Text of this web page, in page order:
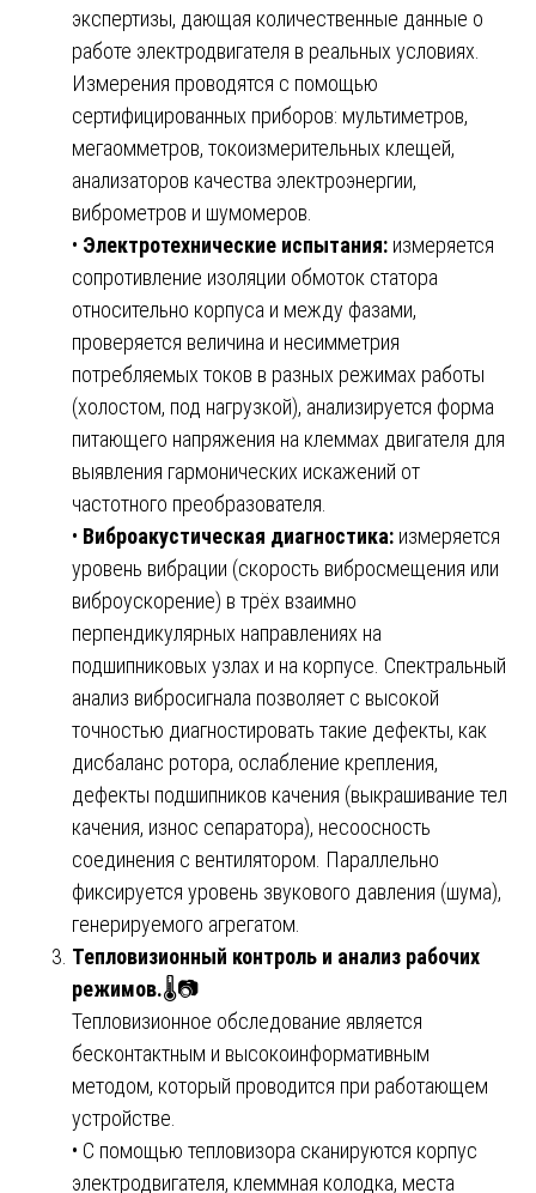
экспертизы, дающая количественные данные о
работе электродвигателя в реальных условиях.
Измерения проводятся с помощью
сертифицированных приборов: мультиметров,
мегаомметров, токоизмерительных клещей,
анализаторов качества электроэнергии,
виброметров и шумомеров.
• Электротехнические испытания: измеряется
сопротивление изоляции обмоток статора
относительно корпуса и между фазами,
проверяется величина и несимметрия
потребляемых токов в разных режимах работы
(холостом, под нагрузкой), анализируется форма
питающего напряжения на клеммах двигателя для
выявления гармонических искажений от
частотного преобразователя.
• Виброакустическая диагностика: измеряется
уровень вибрации (скорость вибросмещения или
виброускорение) в трёх взаимно
перпендикулярных направлениях на
подшипниковых узлах и на корпусе. Спектральный
анализ вибросигнала позволяет с высокой
точностью диагностировать такие дефекты, как
дисбаланс ротора, ослабление крепления,
дефекты подшипников качения (выкрашивание тел
качения, износ сепаратора), несоосность
соединения с вентилятором. Параллельно
фиксируется уровень звукового давления (шума),
генерируемого агрегатом.
Тепловизионный контроль и анализ рабочих
режимов.🌡️📷
Тепловизионное обследование является
бесконтактным и высокоинформативным
методом, который проводится при работающем
устройстве.
• С помощью тепловизора сканируются корпус
электродвигателя, клеммная колодка, места